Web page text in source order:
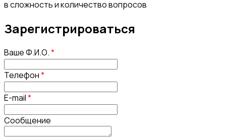
в сложность и количество вопросов
Зарегистрироваться
Ваше Ф.И.О.*
Телефон*
E-mail*
Сообщение